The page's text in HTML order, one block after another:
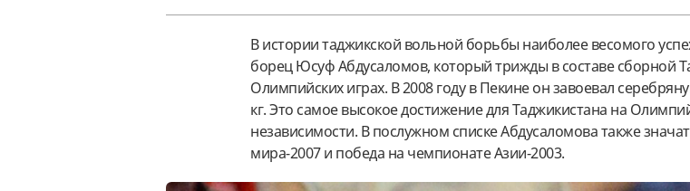
В истории таджикской вольной борьбы наиболее весомого
борец Юсуф Абдусаломов, который трижды в составе сборной
Олимпийских играх. В 2008 году в Пекине он завоевал
кг. Это самое высокое достижение для Таджикистана на
независимости. В послужном списке Абдусаломова также
мира-2007 и победа на чемпионате Азии-2003.